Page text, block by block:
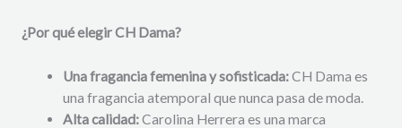
¿Por qué elegir CH Dama?
Una fragancia femenina y sofisticada:CH Dama es
una fragancia atemporal que nunca pasa de moda.
Alta calidad:Carolina Herrera es una marca